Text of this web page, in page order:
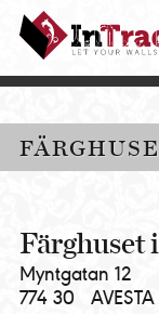
Intrade
ITG
AB
|
your
walls
talk
Färghuset
Myntgatan 12
774 30
AVESTA